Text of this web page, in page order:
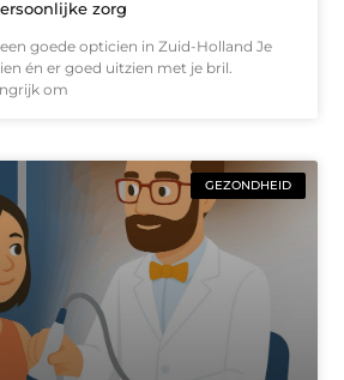
zorg
goede opticien in Zuid-Holland Je
én er goed uitzien met je bril.
om
GEZONDHEID